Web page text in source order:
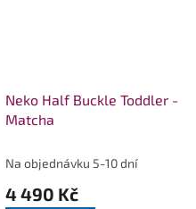
Neko Half Buckle Toddler -
Matcha
Na objednávku 5-10 dní
4 490 Kč